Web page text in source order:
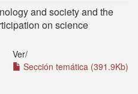
and society and the
on science
Ver/
Sección temática (391.9Kb)